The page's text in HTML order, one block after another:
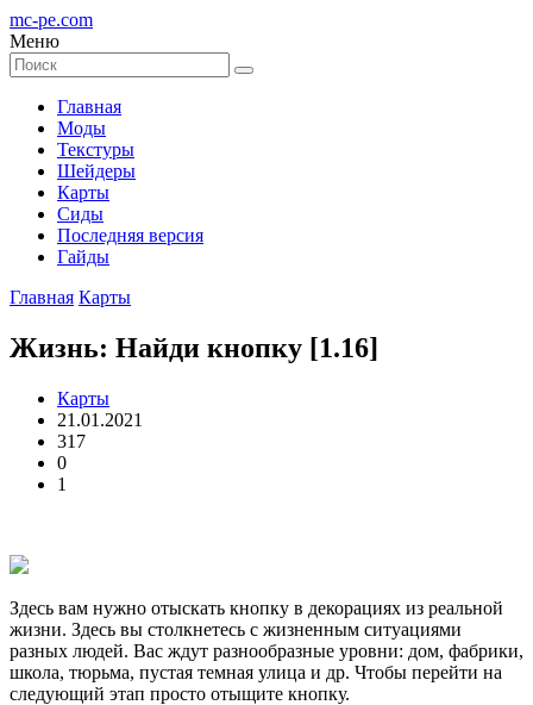
mc-pe.com
Меню
Главная
Моды
Текстуры
Шейдеры
Карты
Сиды
Последняя версия
Гайды
Главная Карты
Жизнь: Найди кнопку [1.16]
Карты
21.01.2021
317
0
1
Здесь вам нужно отыскать кнопку в декорациях из реальной
жизни. Здесь вы столкнетесь с жизненным ситуациями
разных людей. Вас ждут разнообразные уровни: дом, фабрики,
школа, тюрьма, пустая темная улица и др. Чтобы перейти на
следующий этап просто отыщите кнопку.